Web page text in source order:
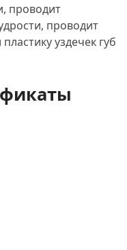
проводит
проводит
уздечек губ